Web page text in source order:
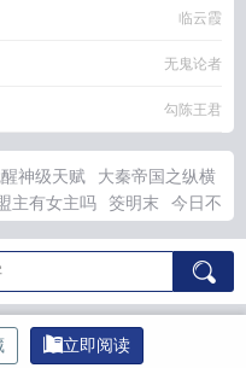
临云霞
无鬼论者
勾陈王君
神级天赋
大秦帝国之纵横
主有女主吗 筊明末
今日不
林枫唐紫嫣短剧免费观看
性总裁别过来
龙君by原今
谁还谈恋爱一口气看完动漫
爱女主有哪些 水神是
全文阅读 医修也要打遍天
立即阅读